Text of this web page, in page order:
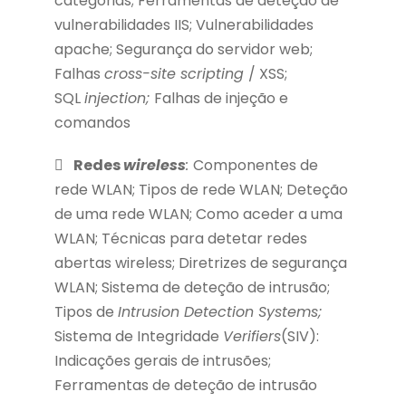
vulnerabilidades IIS; Vulnerabilidades
apache; Segurança do servidor web;
Falhas cross-site scripting / XSS;
SQLinjection; Falhas de injeção e
comandos
Redeswireless: Componentes de
rede WLAN; Tipos de rede WLAN; Deteção
de uma rede WLAN; Como aceder a uma
WLAN; Técnicas para detetar redes
abertas wireless; Diretrizes de segurança
WLAN; Sistema de deteção de intrusão;
Tipos de Intrusion Detection Systems;
Sistema de Integridade Verifiers(SIV):
Indicações gerais de intrusões;
Ferramentas de deteção de intrusão